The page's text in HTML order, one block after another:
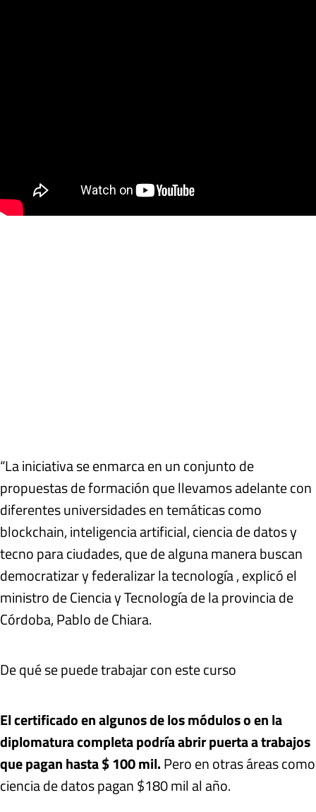
“La iniciativa se enmarca en un conjunto de
propuestas de formación que llevamos adelante con
diferentes universidades en temáticas como
blockchain, inteligencia artificial, ciencia de datos y
tecno para ciudades, que de alguna manera buscan
democratizar y federalizar la tecnología , explicó el
ministro de Ciencia y Tecnología de la provincia de
Córdoba, Pablo de Chiara.
De qué se puede trabajar con este curso
El certificado en algunos de los módulos o en la
diplomatura completa podría abrir puerta a trabajos
que pagan hasta $ 100 mil.Pero en otras áreas como
ciencia de datos pagan $180 mil al año.